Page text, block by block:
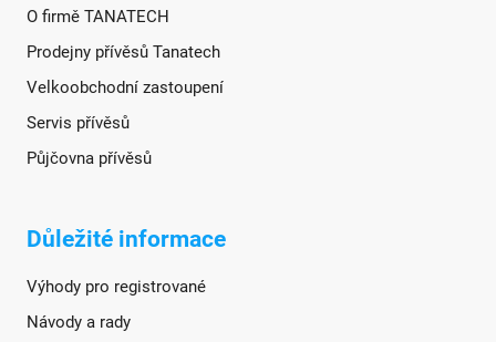
O firmě TANATECH
Prodejny přívěsů Tanatech
Velkoobchodní zastoupení
Servis přívěsů
Půjčovna přívěsů
Důležité informace
Výhody pro registrované
Návody a rady